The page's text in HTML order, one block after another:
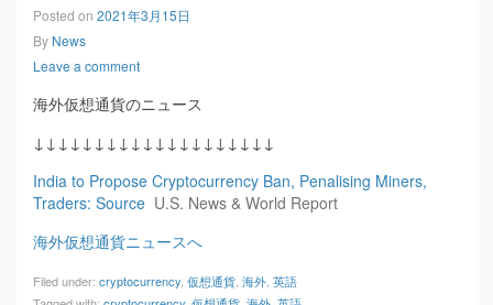
Posted on 2021年3月15日
By News
Leave a comment
海外仮想通貨のニュース
↓↓↓↓↓↓↓↓↓↓↓↓↓↓↓↓↓↓↓↓
India to Propose Cryptocurrency Ban, Penalising Miners,
Traders: Source U.S. News & World Report
海外仮想通貨ニュースへ
Filed under: cryptocurrency 仮想通貨 海外 英語